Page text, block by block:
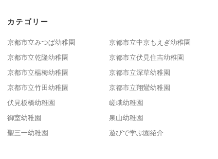
カテゴリー
京都市立みつば幼稚園
京都市立中京もえぎ幼稚園
京都市立乾隆幼稚園
京都市立伏見住吉幼稚園
京都市立楊梅幼稚園
京都市立深草幼稚園
京都市立竹田幼稚園
京都市立翔鸞幼稚園
伏見板橋幼稚園
嵯峨幼稚園
御室幼稚園
泉山幼稚園
聖三一幼稚園
遊びで学ぶ園紹介